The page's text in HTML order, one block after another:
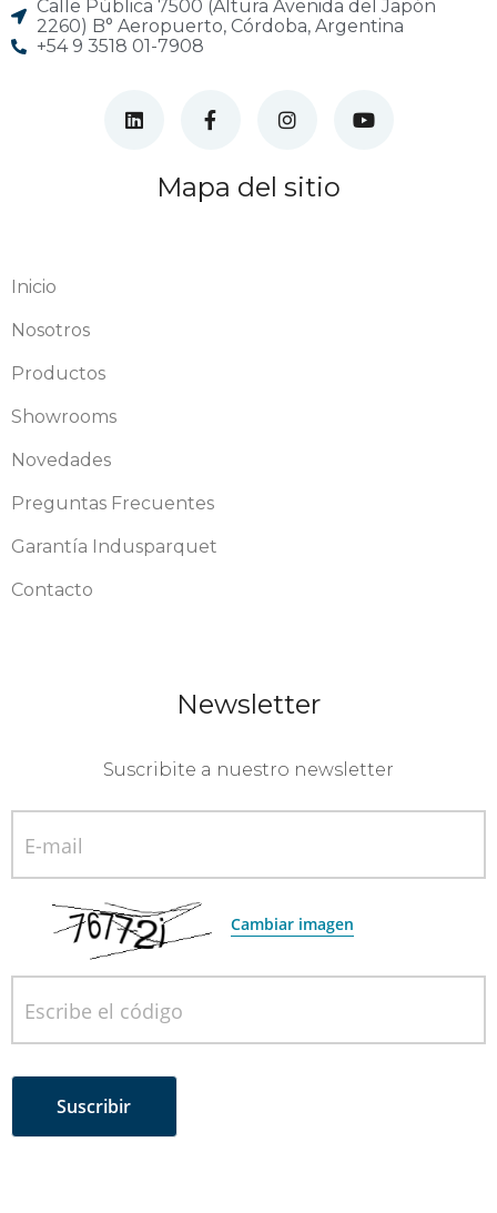
Calle Pública 7500 (Altura Avenida del Japón
2260) B° Aeropuerto, Córdoba, Argentina
+54 9 3518 01-7908
Mapa del sitio
Inicio
Nosotros
Productos
Showrooms
Novedades
Preguntas Frecuentes
Garantía Indusparquet
Contacto
Newsletter
Suscribite a nuestro newsletter
E-mail
Cambiar imagen
Escribe el código